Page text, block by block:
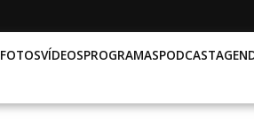
FOTOSVÍDEOSPROGRAMASPODCAST